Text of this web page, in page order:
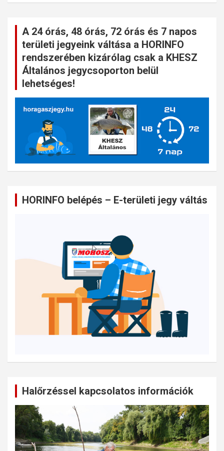
A 24 órás, 48 órás, 72 órás és 7 napos
területi jegyeink váltása a HORINFO
rendszerében kizárólag csak a KHESZ
Általános jegycsoporton belül
lehetséges!
HORINFO belépés – E-területi jegy váltás
Halőrzéssel kapcsolatos információk